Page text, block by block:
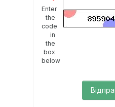
Enter
the
code
in
the
box
below